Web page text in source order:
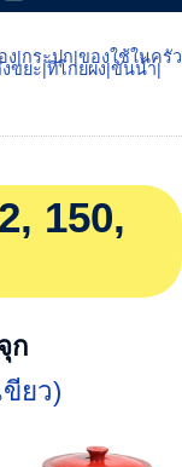
ง|กระปุก|ของใช้ในครัว
ขยะ|ที่โกยผง|ขันน้ำ|
150,
ก
ขียว)